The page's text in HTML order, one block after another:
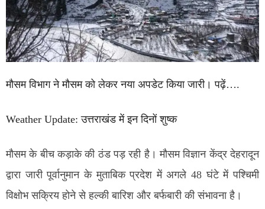
मौसम विभाग ने मौसम को लेकर नया अपडेट किया जारी। पढ़ें….
Weather Update: उत्तराखंड में इन दिनों शुष्क
मौसम के बीच कड़ाके की ठंड पड़ रही है। मौसम विज्ञान केंद्र देहरादून
द्वारा जारी पूर्वानुमान के मुताबिक प्रदेश में अगले 48 घंटे में पश्चिमी
विक्षोभ सक्रिय होने से हल्की बारिश और बर्फबारी की संभावना है।